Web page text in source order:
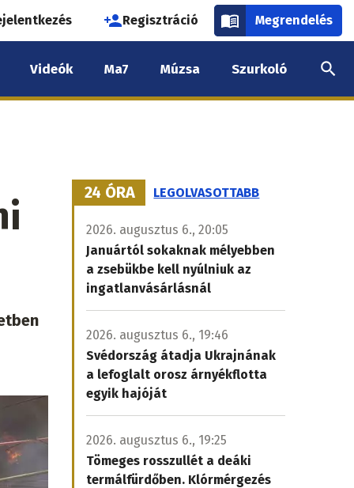
Regisztráció Megrendelés
Videók Ma7 Múzsa Szurkoló
24 ÓRA LEGOLVASOTTABB
2026. augusztus 6., 20:05
Januártól sokaknak mélyebben
a zsebükbe kell nyúlniuk az
ingatlanvásárlásnál
2026. augusztus 6., 19:46
Svédország átadja Ukrajnának
a lefoglalt orosz árnyékflotta
egyik hajóját
2026. augusztus 6., 19:25
Tömeges rosszullét a deáki
termálfürdőben. Klórmérgezés